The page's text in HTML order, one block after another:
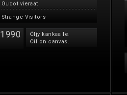
Oudot vieraat
Strange Visitors
1990
Öljy kankaalle.
Oil on canvas.